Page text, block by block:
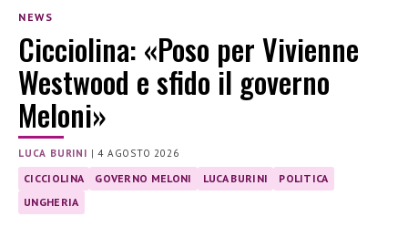
NEWS
Cicciolina: «Poso per Vivienne
Westwood e sfido il governo
Meloni»
LUCA BURINI |4 AGOSTO 2026
CICCIOLINA GOVERNO MELONI LUCA BURINI
POLITICA
UNGHERIA